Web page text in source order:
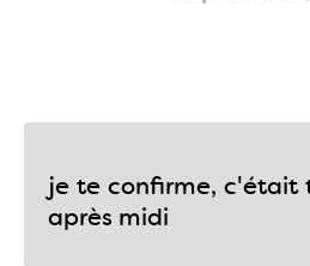
je te confirme, c'était
après midi